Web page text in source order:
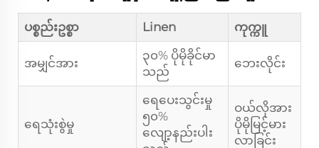
ပစ္စည်းဥစ္စာ Linen ကုက္ကူ
အမျှင်အား
၃၀% ပိုမိုခိုင်မာ
သည်
ဘေးလိုင်း
ရေသုံးစွဲမှု
ရေပေးသွင်းမှု
၅၀%
လျော့နည်းပါး
ဝယ်လိုအား
ပိုမိုမြင့်မား
လာခြင်း